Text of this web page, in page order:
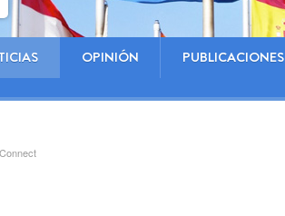
OPINIÓN PUBLICACIONES